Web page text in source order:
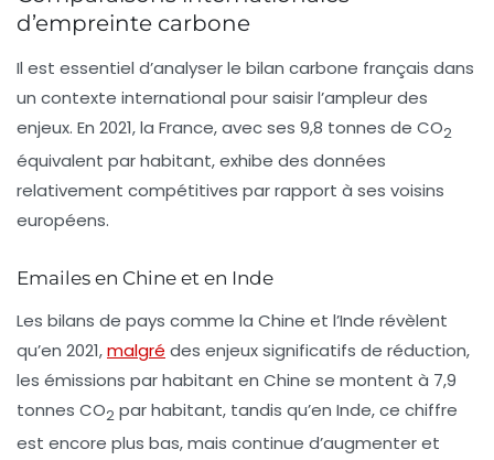
d’empreinte carbone
Il est essentiel d’analyser le bilan carbone français dans
un contexte international pour saisir l’ampleur des
enjeux. En 2021, la France, avec ses 9,8 tonnes de CO2
équivalent par habitant, exhibe des données
relativement compétitives par rapport à ses voisins
européens.
Emailes en Chine et en Inde
Les bilans de pays comme la Chine et l’Inde révèlent
qu’en 2021,malgré des enjeux significatifs de réduction,
les émissions par habitant en Chine se montent à 7,9
tonnes CO2 par habitant, tandis qu’en Inde, ce chiffre
est encore plus bas, mais continue d’augmenter et